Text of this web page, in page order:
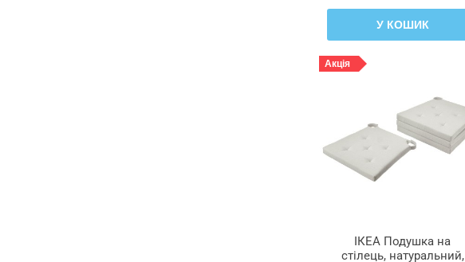
У КОШИК
Акція
ІКЕА Подушка на
стілець, натуральний,